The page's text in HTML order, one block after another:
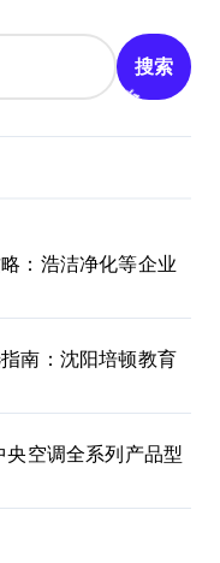
搜索
：浩洁净化等企业
南：沈阳培顿教育
央空调全系列产品型